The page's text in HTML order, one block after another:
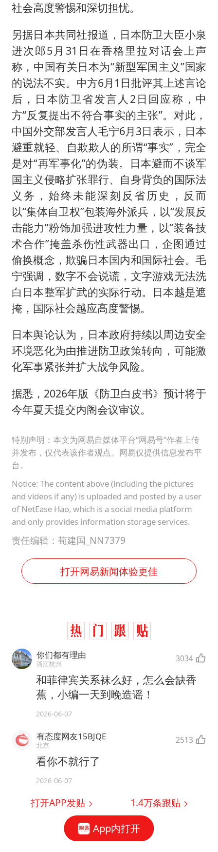
社会高度警惕和深切担忧。
另据日本共同社报道，日本防卫大臣小泉
进次郎5月31日在香格里拉对话会上声
称，中国有关日本为“新型军国主义”国家
的说法不实。中方6月1日批评其上述言论
后，日本防卫省发言人2日回应称，中
方“反复提出不符合事实的主张”。对此，
中国外交部发言人毛宁6月3日表示，日本
避重就轻、自欺欺人的所谓“事实”，完全
是对“再军事化”的伪装。日本避而不谈军
国主义侵略扩张罪行、自身背负的国际法
义务，始终未能深刻反省历史，反而
以“集体自卫权”包装海外派兵，以“发展反
击能力”粉饰加强进攻性力量，以“装备技
术合作”掩盖杀伤性武器出口，企图通过
偷换概念，欺骗日本国内和国际社会。毛
宁强调，数字不会说谎，文字游戏无法洗
白日本整军扩武的实际行动。日本越是遮
掩，国际社会越应高度警惕。
日本舆论认为，日本政府持续以周边安全
环境恶化为由推进防卫政策转向，可能激
化军事紧张并扩大战争风险。
据悉，2026年版《防卫白皮书》预计将于
今年夏天提交内阁会议审议。
特别声明：本文为网易自媒体平台“网易号”作者上传
并发布，仅代表该作者观点。网易仅提供信息发布平
台。
Notice: The content above (including the pictures
and videos if any) is uploaded and posted by a user
of NetEase Hao, which is a social media platform
and only provides information storage services.
责任编辑：荀建国_NN7379
打开网易新闻体验更佳
你们都有理由
浙江杭州 3034
和菲律宾关系袜么好，怎么会缺香
蕉，小编一天到晚造谣！
2026-06-07
有态度网友15BJQE
北京 2513
看你不就行了
2026-06-07
打开APP发贴 1.4万条跟贴
App内打开